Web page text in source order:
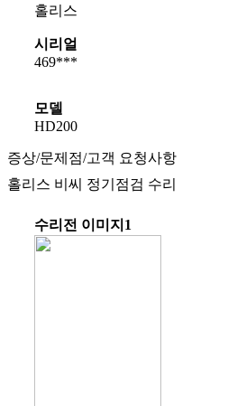
홀리스
시리얼
469***
모델
HD200
증상/문제점/고객 요청사항
홀리스 비씨 정기점검 수리
수리전 이미지1